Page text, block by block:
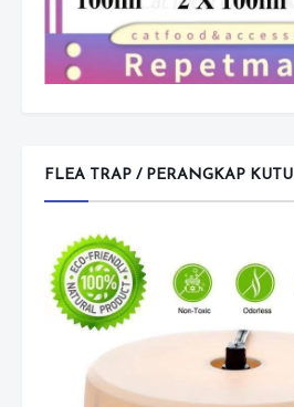
FLEA TRAP / PERANGKAP KUTU